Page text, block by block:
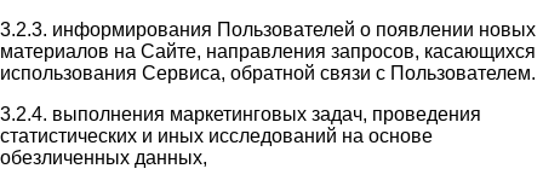
3.2.3. информирования Пользователей о появлении новых
материалов на Сайте, направления запросов, касающихся
использования Сервиса, обратной связи с Пользователем.
3.2.4. выполнения маркетинговых задач, проведения
статистических и иных исследований на основе
обезличенных данных,